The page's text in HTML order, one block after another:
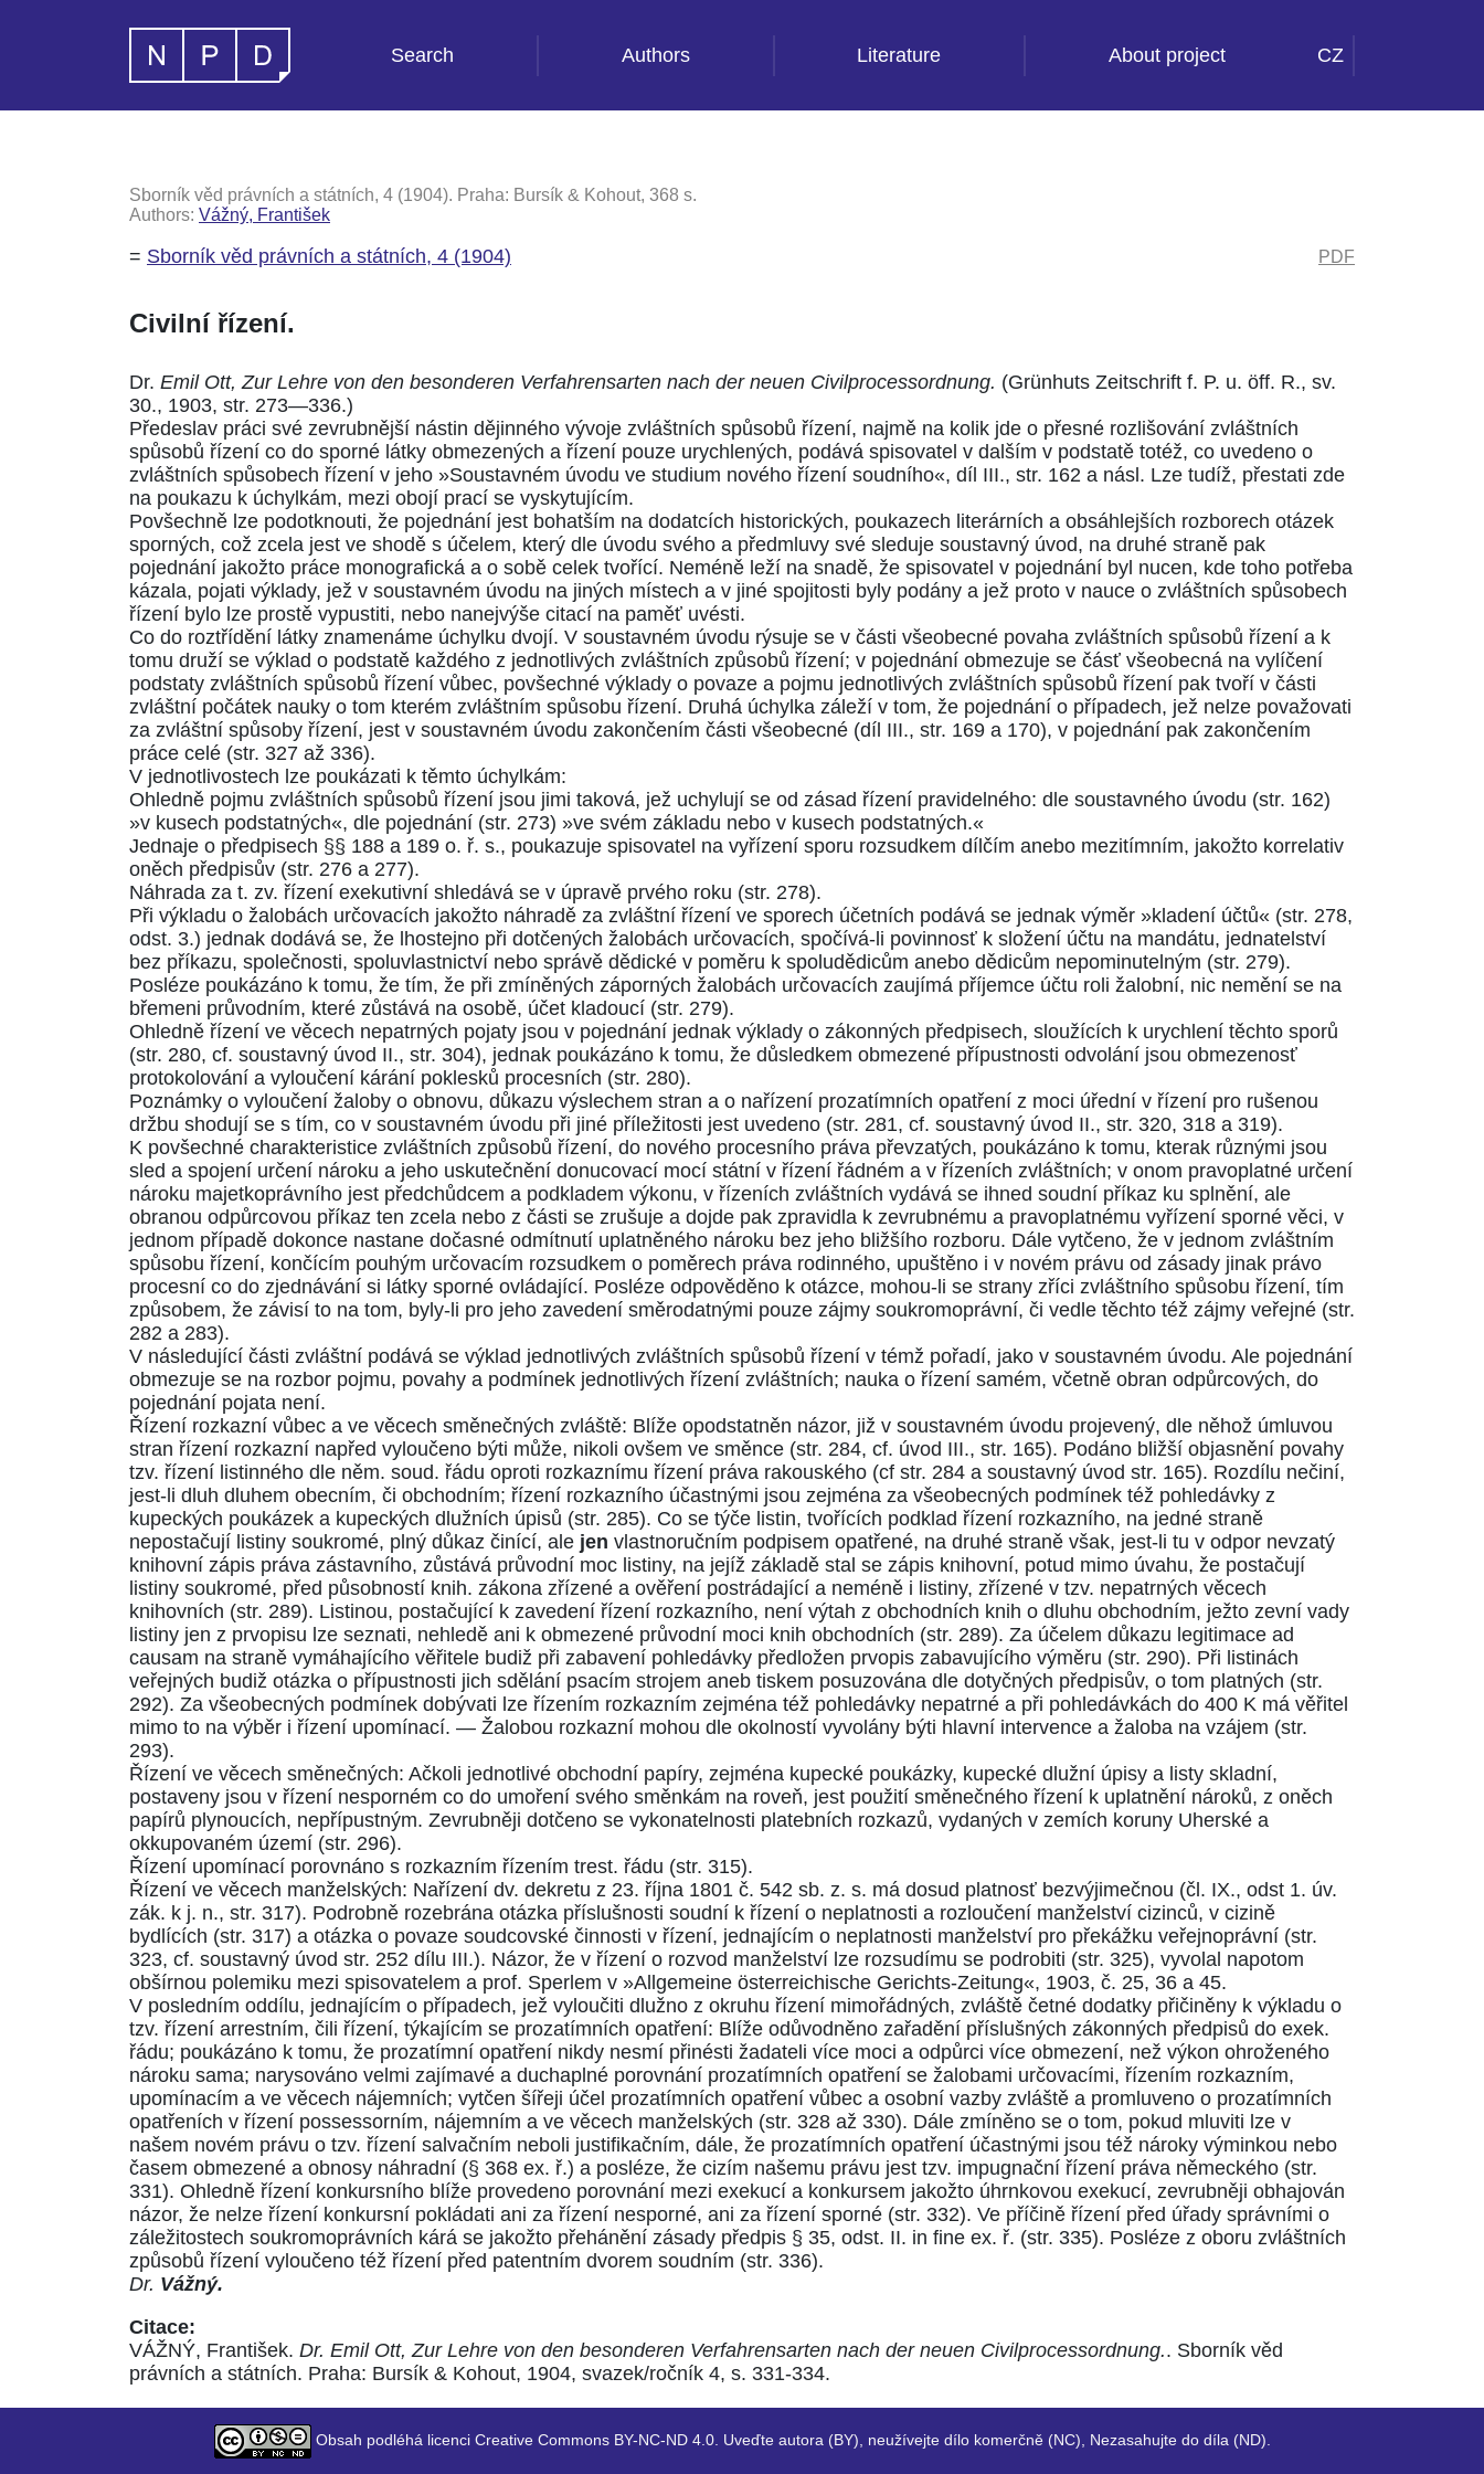
Search Authors Literature About project CZ
Sborník věd právních a státních, 4 (1904). Praha: Bursík & Kohout, 368 s.
Authors: Vážný, František
= Sborník věd právních a státních, 4 (1904) PDF
Civilní řízení.
Dr. Emil Ott, Zur Lehre von den besonderen Verfahrensarten nach der neuen Civilprocessordnung. (Grünhuts Zeitschrift f. P. u. öff. R., sv.
30., 1903, str. 273—336.)
Předeslav práci své zevrubnější nástin dějinného vývoje zvláštních spůsobů řízení, najmě na kolik jde o přesné rozlišování zvláštních
spůsobů řízení co do sporné látky obmezených a řízení pouze urychlených, podává spisovatel v dalším v podstatě totéž, co uvedeno o
zvláštních spůsobech řízení v jeho »Soustavném úvodu ve studium nového řízení soudního«, díl III., str. 162 a násl. Lze tudíž, přestati zde
na poukazu k úchylkám, mezi obojí prací se vyskytujícím.
Povšechně lze podotknouti, že pojednání jest bohatším na dodatcích historických, poukazech literárních a obsáhlejších rozborech otázek
sporných, což zcela jest ve shodě s účelem, který dle úvodu svého a předmluvy své sleduje soustavný úvod, na druhé straně pak
pojednání jakožto práce monografická a o sobě celek tvořící. Neméně leží na snadě, že spisovatel v pojednání byl nucen, kde toho potřeba
kázala, pojati výklady, jež v soustavném úvodu na jiných místech a v jiné spojitosti byly podány a jež proto v nauce o zvláštních spůsobech
řízení bylo lze prostě vypustiti, nebo nanejvýše citací na paměť uvésti.
Co do roztřídění látky znamenáme úchylku dvojí. V soustavném úvodu rýsuje se v části všeobecné povaha zvláštních spůsobů řízení a k
tomu druží se výklad o podstatě každého z jednotlivých zvláštních způsobů řízení; v pojednání obmezuje se čásť všeobecná na vylíčení
podstaty zvláštních spůsobů řízení vůbec, povšechné výklady o povaze a pojmu jednotlivých zvláštních spůsobů řízení pak tvoří v části
zvláštní počátek nauky o tom kterém zvláštním spůsobu řízení. Druhá úchylka záleží v tom, že pojednání o případech, jež nelze považovati
za zvláštní spůsoby řízení, jest v soustavném úvodu zakončením části všeobecné (díl III., str. 169 a 170), v pojednání pak zakončením
práce celé (str. 327 až 336).
V jednotlivostech lze poukázati k těmto úchylkám:
Ohledně pojmu zvláštních spůsobů řízení jsou jimi taková, jež uchylují se od zásad řízení pravidelného: dle soustavného úvodu (str. 162)
»v kusech podstatných«, dle pojednání (str. 273) »ve svém základu nebo v kusech podstatných.«
Jednaje o předpisech §§ 188 a 189 o. ř. s., poukazuje spisovatel na vyřízení sporu rozsudkem dílčím anebo mezitímním, jakožto korrelativ
oněch předpisův (str. 276 a 277).
Náhrada za t. zv. řízení exekutivní shledává se v úpravě prvého roku (str. 278).
Při výkladu o žalobách určovacích jakožto náhradě za zvláštní řízení ve sporech účetních podává se jednak výměr »kladení účtů« (str. 278,
odst. 3.) jednak dodává se, že lhostejno při dotčených žalobách určovacích, spočívá-li povinnosť k složení účtu na mandátu, jednatelství
bez příkazu, společnosti, spoluvlastnictví nebo správě dědické v poměru k spoludědicům anebo dědicům nepominutelným (str. 279).
Posléze poukázáno k tomu, že tím, že při zmíněných záporných žalobách určovacích zaujímá příjemce účtu roli žalobní, nic nemění se na
břemeni průvodním, které zůstává na osobě, účet kladoucí (str. 279).
Ohledně řízení ve věcech nepatrných pojaty jsou v pojednání jednak výklady o zákonných předpisech, sloužících k urychlení těchto sporů
(str. 280, cf. soustavný úvod II., str. 304), jednak poukázáno k tomu, že důsledkem obmezené přípustnosti odvolání jsou obmezenosť
protokolování a vyloučení kárání poklesků procesních (str. 280).
Poznámky o vyloučení žaloby o obnovu, důkazu výslechem stran a o nařízení prozatímních opatření z moci úřední v řízení pro rušenou
držbu shodují se s tím, co v soustavném úvodu při jiné příležitosti jest uvedeno (str. 281, cf. soustavný úvod II., str. 320, 318 a 319).
K povšechné charakteristice zvláštních způsobů řízení, do nového procesního práva převzatých, poukázáno k tomu, kterak různými jsou
sled a spojení určení nároku a jeho uskutečnění donucovací mocí státní v řízení řádném a v řízeních zvláštních; v onom pravoplatné určení
nároku majetkoprávního jest předchůdcem a podkladem výkonu, v řízeních zvláštních vydává se ihned soudní příkaz ku splnění, ale
obranou odpůrcovou příkaz ten zcela nebo z části se zrušuje a dojde pak zpravidla k zevrubnému a pravoplatnému vyřízení sporné věci, v
jednom případě dokonce nastane dočasné odmítnutí uplatněného nároku bez jeho bližšího rozboru. Dále vytčeno, že v jednom zvláštním
spůsobu řízení, končícím pouhým určovacím rozsudkem o poměrech práva rodinného, upuštěno i v novém právu od zásady jinak právo
procesní co do zjednávání si látky sporné ovládající. Posléze odpověděno k otázce, mohou-li se strany zříci zvláštního spůsobu řízení, tím
způsobem, že závisí to na tom, byly-li pro jeho zavedení směrodatnými pouze zájmy soukromoprávní, či vedle těchto též zájmy veřejné (str.
282 a 283).
V následující části zvláštní podává se výklad jednotlivých zvláštních spůsobů řízení v témž pořadí, jako v soustavném úvodu. Ale pojednání
obmezuje se na rozbor pojmu, povahy a podmínek jednotlivých řízení zvláštních; nauka o řízení samém, včetně obran odpůrcových, do
pojednání pojata není.
Řízení rozkazní vůbec a ve věcech směnečných zvláště: Blíže opodstatněn názor, již v soustavném úvodu projevený, dle něhož úmluvou
stran řízení rozkazní napřed vyloučeno býti může, nikoli ovšem ve směnce (str. 284, cf. úvod III., str. 165). Podáno bližší objasnění povahy
tzv. řízení listinného dle něm. soud. řádu oproti rozkaznímu řízení práva rakouského (cf str. 284 a soustavný úvod str. 165). Rozdílu nečiní,
jest-li dluh dluhem obecním, či obchodním; řízení rozkazního účastnými jsou zejména za všeobecných podmínek též pohledávky z
kupeckých poukázek a kupeckých dlužních úpisů (str. 285). Co se týče listin, tvořících podklad řízení rozkazního, na jedné straně
nepostačují listiny soukromé, plný důkaz činící, ale jen vlastnoručním podpisem opatřené, na druhé straně však, jest-li tu v odpor nevzatý
knihovní zápis práva zástavního, zůstává průvodní moc listiny, na jejíž základě stal se zápis knihovní, potud mimo úvahu, že postačují
listiny soukromé, před působností knih. zákona zřízené a ověření postrádající a neméně i listiny, zřízené v tzv. nepatrných věcech
knihovních (str. 289). Listinou, postačující k zavedení řízení rozkazního, není výtah z obchodních knih o dluhu obchodním, ježto zevní vady
listiny jen z prvopisu lze seznati, nehledě ani k obmezené průvodní moci knih obchodních (str. 289). Za účelem důkazu legitimace ad
causam na straně vymáhajícího věřitele budiž při zabavení pohledávky předložen prvopis zabavujícího výměru (str. 290). Při listinách
veřejných budiž otázka o přípustnosti jich sdělání psacím strojem aneb tiskem posuzována dle dotyčných předpisův, o tom platných (str.
292). Za všeobecných podmínek dobývati lze řízením rozkazním zejména též pohledávky nepatrné a při pohledávkách do 400 K má věřitel
mimo to na výběr i řízení upomínací. — Žalobou rozkazní mohou dle okolností vyvolány býti hlavní intervence a žaloba na vzájem (str.
293).
Řízení ve věcech směnečných: Ačkoli jednotlivé obchodní papíry, zejména kupecké poukázky, kupecké dlužní úpisy a listy skladní,
postaveny jsou v řízení nesporném co do umoření svého směnkám na roveň, jest použití směnečného řízení k uplatnění nároků, z oněch
papírů plynoucích, nepřípustným. Zevrubněji dotčeno se vykonatelnosti platebních rozkazů, vydaných v zemích koruny Uherské a
okkupovaném území (str. 296).
Řízení upomínací porovnáno s rozkazním řízením trest. řádu (str. 315).
Řízení ve věcech manželských: Nařízení dv. dekretu z 23. října 1801 č. 542 sb. z. s. má dosud platnosť bezvýjimečnou (čl. IX., odst 1. úv.
zák. k j. n., str. 317). Podrobně rozebrána otázka příslušnosti soudní k řízení o neplatnosti a rozloučení manželství cizinců, v cizině
bydlících (str. 317) a otázka o povaze soudcovské činnosti v řízení, jednajícím o neplatnosti manželství pro překážku veřejnoprávní (str.
323, cf. soustavný úvod str. 252 dílu III.). Názor, že v řízení o rozvod manželství lze rozsudímu se podrobiti (str. 325), vyvolal napotom
obšírnou polemiku mezi spisovatelem a prof. Sperlem v »Allgemeine österreichische Gerichts-Zeitung«, 1903, č. 25, 36 a 45.
V posledním oddílu, jednajícím o případech, jež vyloučiti dlužno z okruhu řízení mimořádných, zvláště četné dodatky přičiněny k výkladu o
tzv. řízení arrestním, čili řízení, týkajícím se prozatímních opatření: Blíže odůvodněno zařadění příslušných zákonných předpisů do exek.
řádu; poukázáno k tomu, že prozatímní opatření nikdy nesmí přinésti žadateli více moci a odpůrci více obmezení, než výkon ohroženého
nároku sama; narysováno velmi zajímavé a duchaplné porovnání prozatímních opatření se žalobami určovacími, řízením rozkazním,
upomínacím a ve věcech nájemních; vytčen šířeji účel prozatímních opatření vůbec a osobní vazby zvláště a promluveno o prozatímních
opatřeních v řízení possessorním, nájemním a ve věcech manželských (str. 328 až 330). Dále zmíněno se o tom, pokud mluviti lze v
našem novém právu o tzv. řízení salvačním neboli justifikačním, dále, že prozatímních opatření účastnými jsou též nároky výminkou nebo
časem obmezené a obnosy náhradní (§ 368 ex. ř.) a posléze, že cizím našemu právu jest tzv. impugnační řízení práva německého (str.
331). Ohledně řízení konkursního blíže provedeno porovnání mezi exekucí a konkursem jakožto úhrnkovou exekucí, zevrubněji obhajován
názor, že nelze řízení konkursní pokládati ani za řízení nesporné, ani za řízení sporné (str. 332). Ve příčině řízení před úřady správními o
záležitostech soukromoprávních kárá se jakožto přehánění zásady předpis § 35, odst. II. in fine ex. ř. (str. 335). Posléze z oboru zvláštních
způsobů řízení vyloučeno též řízení před patentním dvorem soudním (str. 336).
Dr. Vážný.
Citace:
VÁŽNÝ, František. Dr. Emil Ott, Zur Lehre von den besonderen Verfahrensarten nach der neuen Civilprocessordnung.. Sborník věd
právních a státních. Praha: Bursík & Kohout, 1904, svazek/ročník 4, s. 331-334.
Obsah podléhá licenci Creative Commons BY-NC-ND 4.0. Uveďte autora (BY), neužívejte dílo komerčně (NC), Nezasahujte do díla (ND).